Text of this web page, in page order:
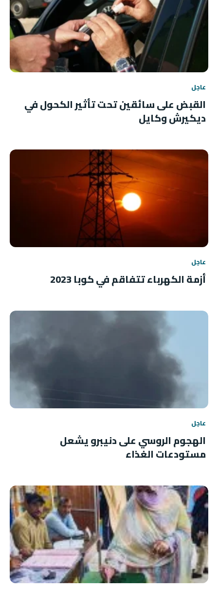
عاجل
القبض على سائقين تحت تأثير الكحول في
ديكيرش وكايل
عاجل
أزمة الكهرباء تتفاقم في كوبا 2023
عاجل
الهجوم الروسي على دنيبرو يشعل
مستودعات الغذاء